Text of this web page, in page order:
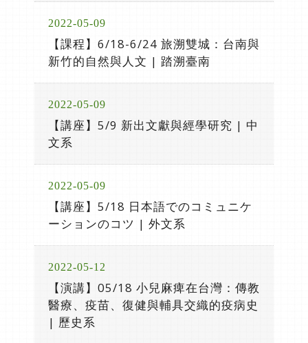
2022-05-09
【課程】6/18-6/24 旅溯雙城：台南與
新竹的自然與人文 | 踏溯臺南
2022-05-09
【講座】5/9 新出文獻與經學研究 | 中
文系
2022-05-09
【講座】5/18 日本語でのコミュニケ
ーションのコツ | 外文系
2022-05-12
【演講】05/18 小兒麻痺在台灣：傳教
醫療、疫苗、復健與輔具交織的疫病史
| 歷史系